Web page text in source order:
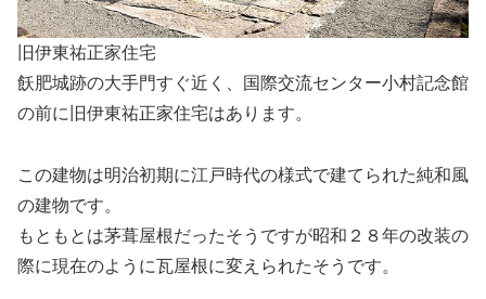
旧伊東祐正家住宅
飫肥城跡の大手門すぐ近く、国際交流センター小村記念館
の前に旧伊東祐正家住宅はあります。
この建物は明治初期に江戸時代の様式で建てられた純和風
の建物です。
もともとは茅葺屋根だったそうですが昭和２８年の改装の
際に現在のように瓦屋根に変えられたそうです。